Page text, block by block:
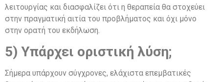
λειτουργίας και διασφαλίζει ότι η θεραπεία θα στοχεύει
στην πραγματική αιτία του προβλήματος και όχι μόνο
στην ορατή του εκδήλωση.
5) Υπάρχει οριστική λύση;
Σήμερα υπάρχουν σύγχρονες, ελάχιστα επεμβατικές